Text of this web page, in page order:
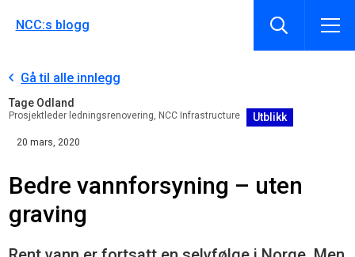
NCC:s blogg
Gå til alle innlegg
Tage Odland
Prosjektleder ledningsrenovering, NCC Infrastructure Utblikk
20 mars, 2020
Bedre vannforsyning – uten
graving